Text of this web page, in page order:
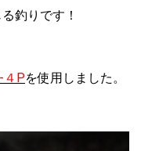
釣りです！
４Pを使用しました。